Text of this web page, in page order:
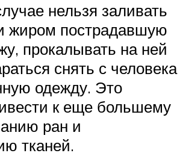
нельзя заливать
жиром пострадавшую
прокалывать на ней
снять с человека
одежду. Это
к еще большему
ран и
тканей.